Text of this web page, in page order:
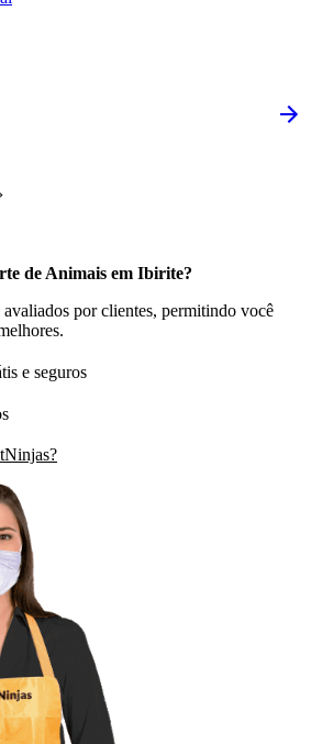
›
de Animais em Ibirite?
por clientes, permitindo você
e seguros